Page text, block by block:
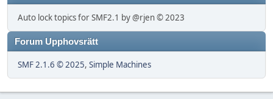
Auto lock topics for SMF2.1 by @rjen © 2023
Forum Upphovsrätt
SMF 2.1.6 © 2025, Simple Machines